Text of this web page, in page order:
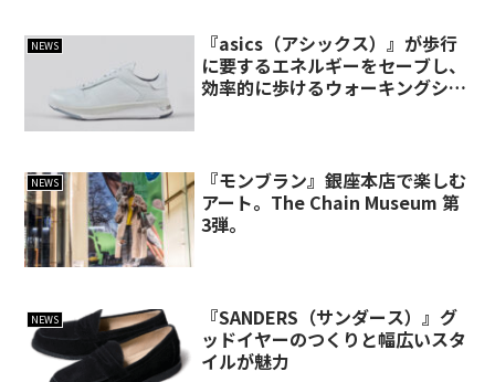
NEWS
『asics（アシックス）』が歩行
に要するエネルギーをセーブし、
効率的に歩けるウォーキングシュ
NEWS
『モンブラン』銀座本店で楽しむ
アート。The Chain Museum 第
3弾。
NEWS
『SANDERS（サンダース）』グ
ッドイヤーのつくりと幅広いスタ
イルが魅力